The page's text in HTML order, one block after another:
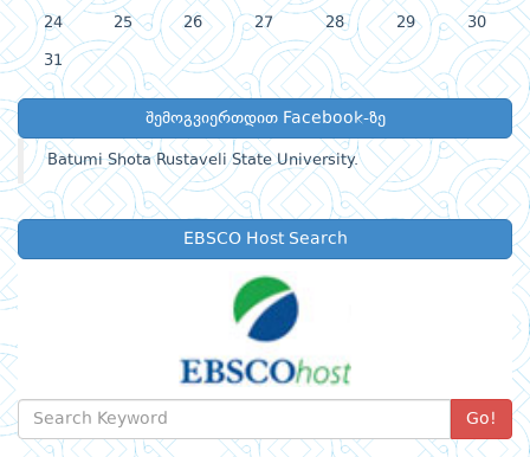
24 25 26 27 28 29 30
31
შემოგვიერთდით Facebook-ზე
Batumi Shota Rustaveli State University.
EBSCO Host Search
Go!